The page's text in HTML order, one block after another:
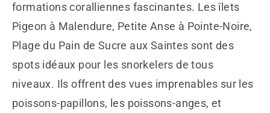
formations coralliennes fascinantes. Les îlets
Pigeon à Malendure, Petite Anse à Pointe-Noire,
Plage du Pain de Sucre aux Saintes sont des
spots idéaux pour les snorkelers de tous
niveaux. Ils offrent des vues imprenables sur les
poissons-papillons, les poissons-anges, et